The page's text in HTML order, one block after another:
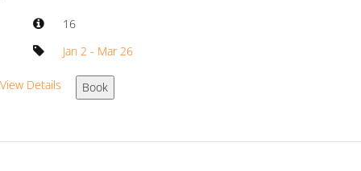
16
Jan 2 - Mar 26
View Details Book